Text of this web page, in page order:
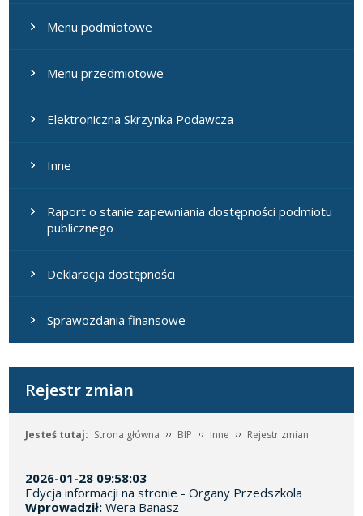
Menu podmiotowe
Menu przedmiotowe
Elektroniczna Skrzynka Podawcza
Inne
Raport o stanie zapewniania dostępności podmiotu
publicznego
Deklaracja dostępności
Sprawozdania finansowe
Rejestr zmian
Jesteś tutaj: Strona główna BIP Inne Rejestr zmian
2026-01-28 09:58:03
Edycja informacji na stronie - Organy Przedszkola
Wprowadził: Wera Banasz